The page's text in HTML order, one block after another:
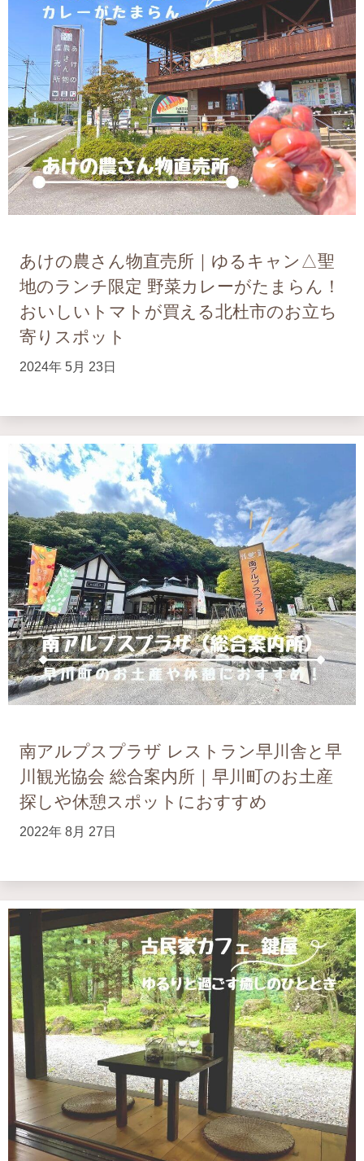
あけの農さん物直売所｜ゆるキャン△聖
地のランチ限定 野菜カレーがたまらん！
おいしいトマトが買える北杜市のお立ち
寄りスポット
2024年 5月 23日
南アルプスプラザ レストラン早川舎と早
川観光協会 総合案内所｜早川町のお土産
探しや休憩スポットにおすすめ
2022年 8月 27日